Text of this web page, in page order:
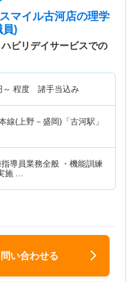
マイル古河店の理学
員)
ビリデイサービスでの
～ 程度 諸手当込み
線(上野－盛岡)「古河駅」
指導員業務全般 ・機能訓練
施 …
い合わせる